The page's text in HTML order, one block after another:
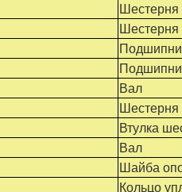
Шестерня
Вал
Втулка
Вал
Шайба
Кольцо